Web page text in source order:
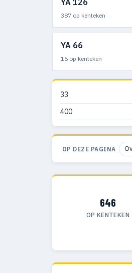
YA 126
387 op kenteken
YA 66
16 op kenteken
33
400
OP DEZE PAGINA
646
OP KENTEKEN